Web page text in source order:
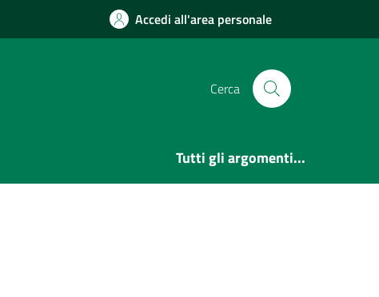
Accedi all'area personale
Cerca
Tutti gli argomenti...